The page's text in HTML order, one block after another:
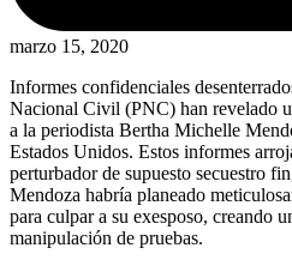
marzo 15, 2020
Informes confidenciales
Nacional Civil (PNC) han revelado
a la periodista Bertha Michelle
Estados Unidos. Estos informes
perturbador de supuesto secuestro
Mendoza habría planeado
para culpar a su exesposo, creando
manipulación de pruebas.